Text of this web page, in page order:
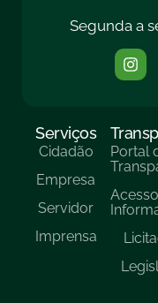
Segunda a
Serviços
Cidadão
Empresa
Servidor
Imprensa
Portal